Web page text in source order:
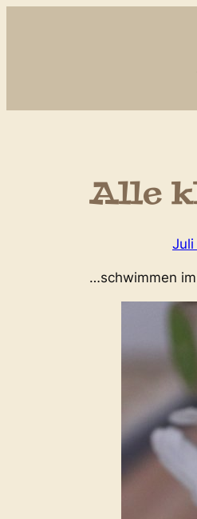
Alle
Juli
…schwimmen